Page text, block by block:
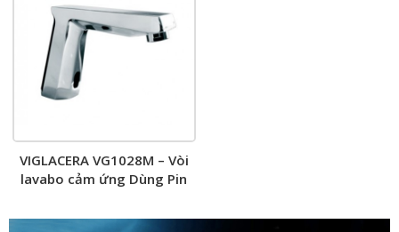
VIGLACERA VG1028M – Vòi
lavabo cảm ứng Dùng Pin